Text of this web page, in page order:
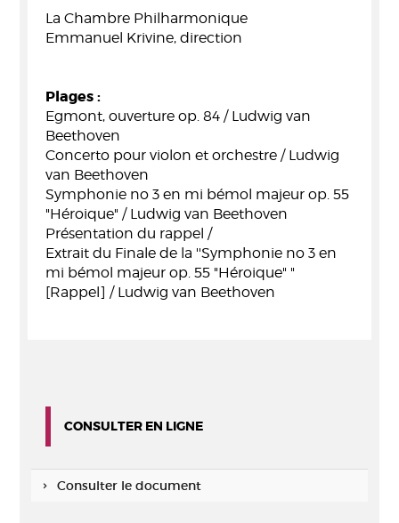
La Chambre Philharmonique
Emmanuel Krivine, direction
Plages :
Egmont, ouverture op. 84 / Ludwig van
Beethoven
Concerto pour violon et orchestre / Ludwig
van Beethoven
Symphonie no 3 en mi bémol majeur op. 55
"Héroique" / Ludwig van Beethoven
Présentation du rappel /
Extrait du Finale de la ''Symphonie no 3 en
mi bémol majeur op. 55 "Héroique" "
[Rappel] / Ludwig van Beethoven
CONSULTER EN LIGNE
Consulter le document